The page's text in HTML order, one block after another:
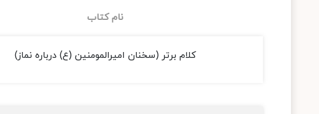
نام کتاب
کلام برتر (سخنان امیرالمومنین (ع) درباره نماز)